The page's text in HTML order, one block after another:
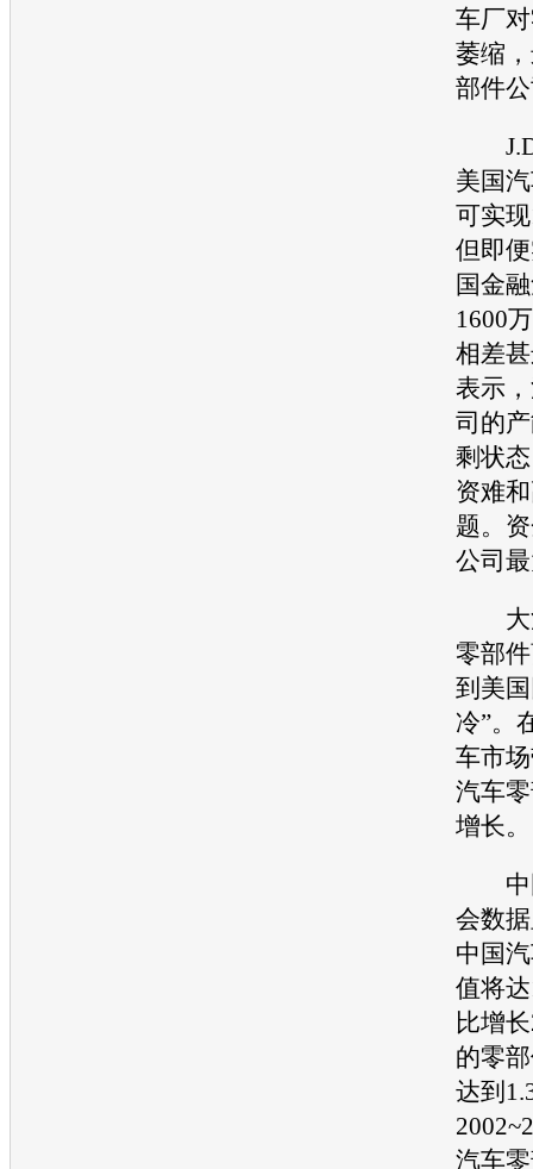
车厂
萎缩
部件
美国
可实
但即
国金
1600
相差
表示，
司的
剩状
资难
题。
公司
大
零部
到美
冷”。
车市
汽车
增长。
中
会数
中国
值将
比增
的零
达到
汽车